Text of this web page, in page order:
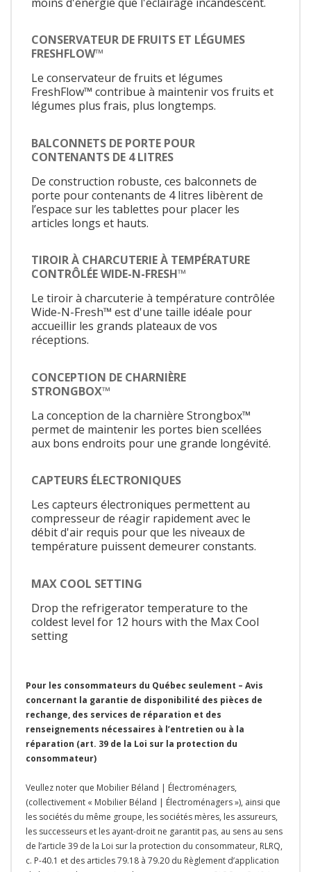
CONSERVATEUR DE FRUITS ET LÉGUMES
FRESHFLOW™
Le conservateur de fruits et légumes
FreshFlow™ contribue à maintenir vos fruits et
légumes plus frais, plus longtemps.
BALCONNETS DE PORTE POUR
CONTENANTS DE 4 LITRES
De construction robuste, ces balconnets de
porte pour contenants de 4 litres libèrent de
l’espace sur les tablettes pour placer les
articles longs et hauts.
TIROIR À CHARCUTERIE À TEMPÉRATURE
CONTRÔLÉE WIDE-N-FRESH™
Le tiroir à charcuterie à température contrôlée
Wide-N-Fresh™ est d'une taille idéale pour
accueillir les grands plateaux de vos
réceptions.
CONCEPTION DE CHARNIÈRE
STRONGBOX™
La conception de la charnière Strongbox™
permet de maintenir les portes bien scellées
aux bons endroits pour une grande longévité.
CAPTEURS ÉLECTRONIQUES
Les capteurs électroniques permettent au
compresseur de réagir rapidement avec le
débit d'air requis pour que les niveaux de
température puissent demeurer constants.
MAX COOL SETTING
Drop the refrigerator temperature to the
coldest level for 12 hours with the Max Cool
setting
Pour les consommateurs du Québec seulement – Avis
concernant la garantie de disponibilité des pièces de
rechange, des services de réparation et des
renseignements nécessaires à l’entretien ou à la
réparation (art. 39 de la Loi sur la protection du
consommateur)
Veullez noter que Mobilier Béland | Électroménagers,
(collectivement « Mobilier Béland | Électroménagers »), ainsi que
les sociétés du même groupe, les sociétés mères, les assureurs,
les successeurs et les ayant-droit ne garantit pas, au sens au sens
de l’article 39 de la Loi sur la protection du consommateur, RLRQ,
c. P-40.1 et des articles 79.18 à 79.20 du Règlement d’application